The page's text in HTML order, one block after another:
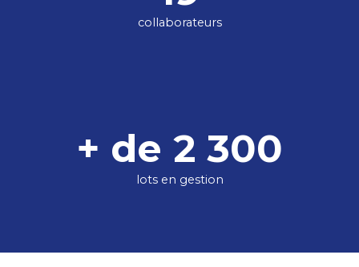
collaborateurs
+ de 2 300
lots en gestion